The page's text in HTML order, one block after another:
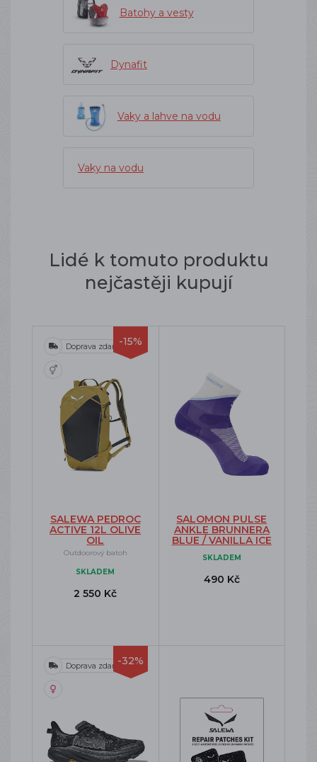
Batohy a vesty
Dynafit
Vaky a lahve na vodu
Vaky na vodu
Lidé k tomuto produktu
nejčastěji kupují
-15%
Doprava zdarma
SALEWA PEDROC
ACTIVE 12L OLIVE
OIL
Outdoorový batoh
SKLADEM
2 550 Kč
SALOMON PULSE
ANKLE BRUNNERA
BLUE / VANILLA ICE
SKLADEM
490 Kč
-32%
Doprava zdarma